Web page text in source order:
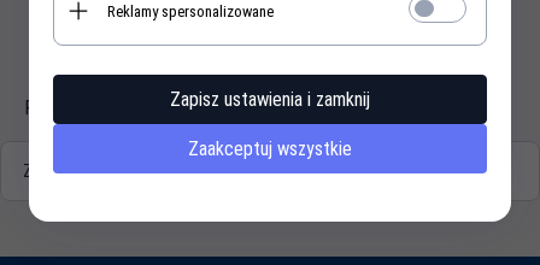
Opis produktu
Pierścień zabezpieczający wał nawijający SB.
Zasoby dotyczące bezpieczeństwa i produktów
Reklamy spersonalizowane
Zapisz ustawienia i zamknij
Zaakceptuj wszystkie